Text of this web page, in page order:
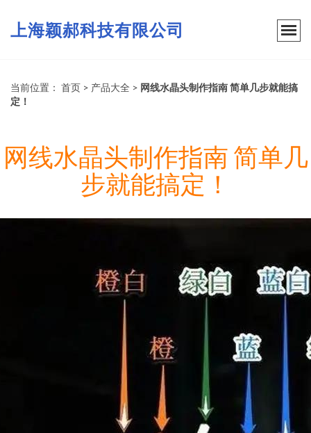
上海颖郝科技有限公司
当前位置： 首页 > 产品大全 > 网线水晶头制作指南 简单几步就能搞
定！
网线水晶头制作指南 简单几
步就能搞定！